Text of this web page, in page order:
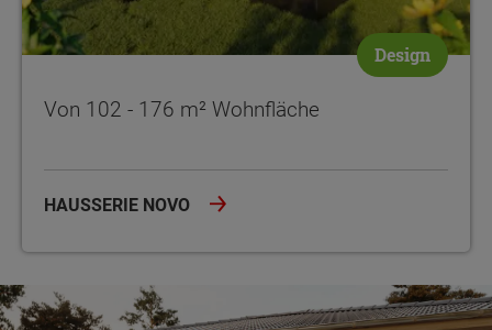
Design
Von 102 - 176 m² Wohnfläche
HAUSSERIE NOVO